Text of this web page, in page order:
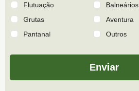
Flutuação
Balneários
Grutas
Aventura
Pantanal
Outros
Enviar